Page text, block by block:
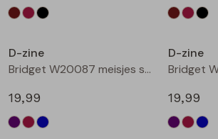
D-zine
Bridget W20087 meisjes sweatshirt Cyclaam
19,99
D-zine
19,99